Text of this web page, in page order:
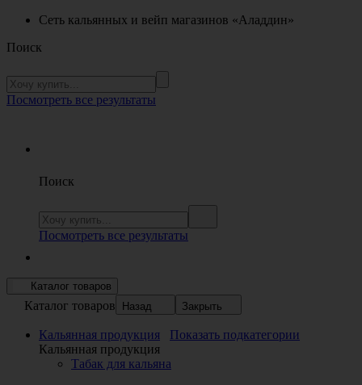
Сеть кальянных и вейп магазинов «Аладдин»
Поиск
Посмотреть все результаты
Поиск
Посмотреть все результаты
Каталог товаров
Каталог товаров Назад Закрыть
Кальянная продукция
Показать подкатегории
Кальянная продукция
Табак для кальяна